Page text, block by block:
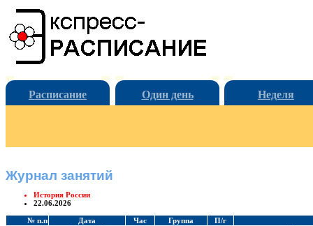
Расписание Один день Неделя
Журнал занятий
История России
22.06.2026
№ п.п Дата Час Группа
П/г